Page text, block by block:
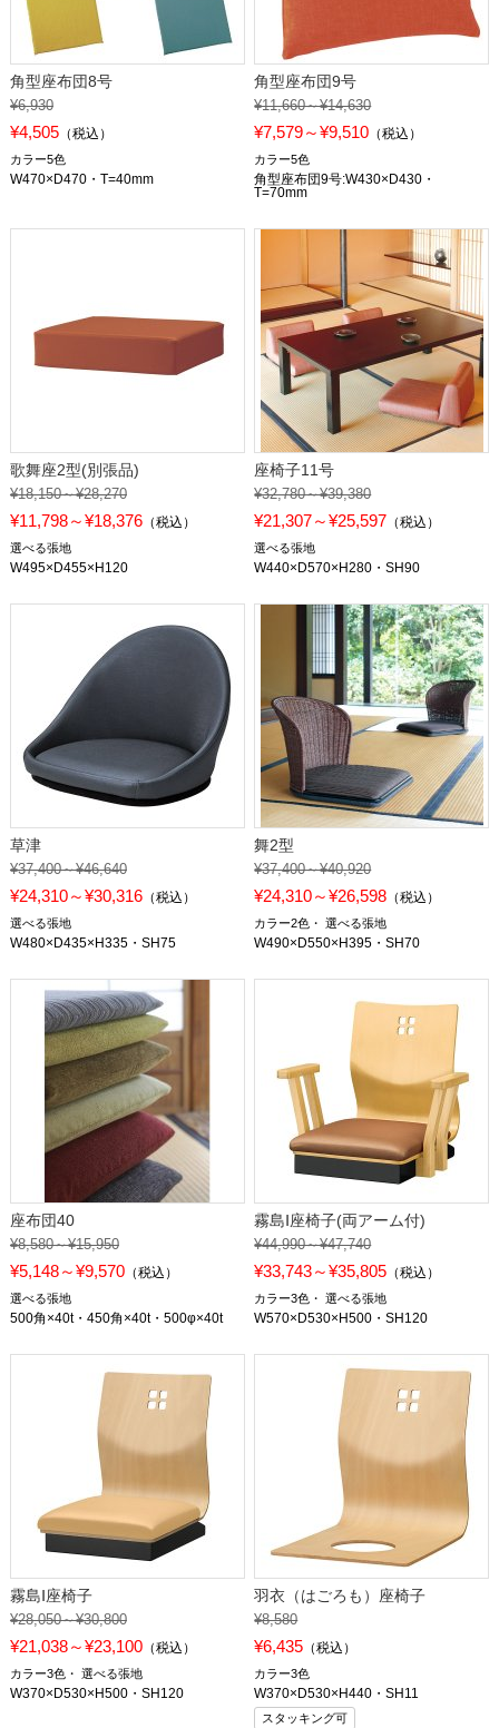
角型座布団8号
¥6,930
¥4,505（税込）
カラー5色
W470×D470・T=40mm
角型座布団9号
¥11,660～¥14,630
¥7,579～¥9,510 （税込）
カラー5色
角型座布団9号:W430×D430・
T=70mm
歌舞座2型(別張品)
¥18,150～¥28,270
¥11,798～¥18,376（税込）
選べる張地
W495×D455×H120
座椅子11号
¥32,780～¥39,380
¥21,307～¥25,597 （税込）
選べる張地
W440×D570×H280・SH90
草津
¥37,400～¥46,640
¥24,310～¥30,316（税込）
選べる張地
W480×D435×H335・SH75
舞2型
¥37,400～¥40,920
¥24,310～¥26,598 （税込）
カラー2色 選べる張地
W490×D550×H395・SH70
座布団40
¥8,580～¥15,950
¥5,148～¥9,570（税込）
選べる張地
500角×40t・450角×40t・500φ×40t
霧島Ⅰ座椅子(両アーム付)
¥44,990～¥47,740
¥33,743～¥35,805 （税込）
カラー3色 選べる張地
W570×D530×H500・SH120
霧島Ⅰ座椅子
¥28,050～¥30,800
¥21,038～¥23,100（税込）
カラー3色 選べる張地
W370×D530×H500・SH120
羽衣（はごろも）座椅子
¥8,580
¥6,435 （税込）
カラー3色
W370×D530×H440・SH11
スタッキング可